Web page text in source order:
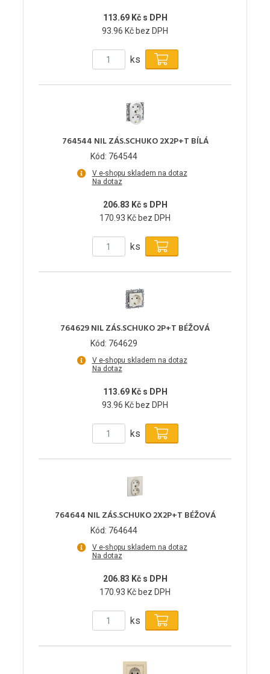
113.69 Kč s DPH
93.96 Kč bez DPH
ks
764544 NIL ZÁS.SCHUKO 2X2P+T BÍLÁ
Kód: 764544
V e-shopu skladem na dotaz
Na dotaz
206.83 Kč s DPH
170.93 Kč bez DPH
ks
764629 NIL ZÁS.SCHUKO 2P+T BÉŽOVÁ
Kód: 764629
V e-shopu skladem na dotaz
Na dotaz
113.69 Kč s DPH
93.96 Kč bez DPH
ks
764644 NIL ZÁS.SCHUKO 2X2P+T BÉŽOVÁ
Kód: 764644
V e-shopu skladem na dotaz
Na dotaz
206.83 Kč s DPH
170.93 Kč bez DPH
ks